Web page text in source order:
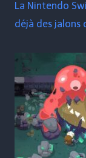
La Nintendo
déjà des jalons